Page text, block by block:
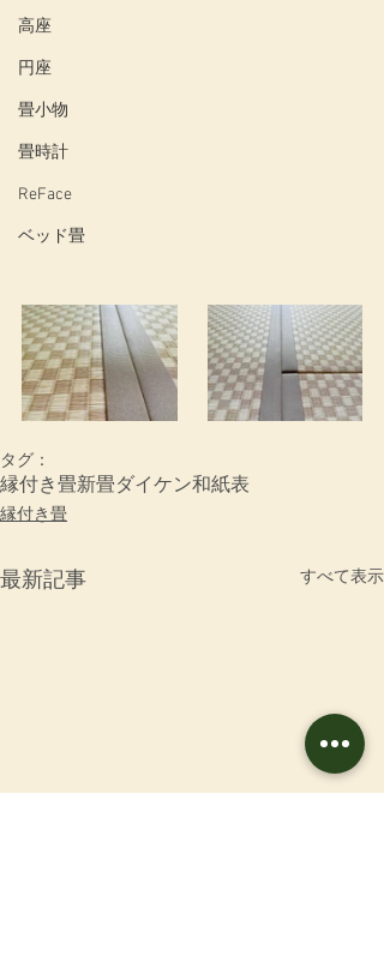
高座
円座
畳小物
畳時計
ReFace
ベッド畳
タグ：
縁付き畳新畳ダイケン和紙表
縁付き畳
最新記事 すべて表示